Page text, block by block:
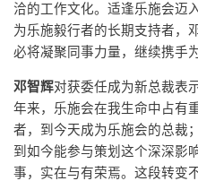
洽的工作文化。适逢乐施会迈
为乐施毅行者的长期支持者，
必将凝聚同事力量，继续携手
邓智辉对获委任成为新总裁表
年来，乐施会在我生命中占有
者，到今天成为乐施会的总裁
到如今能参与策划这个深深影
事，实在与有荣焉。这段转变